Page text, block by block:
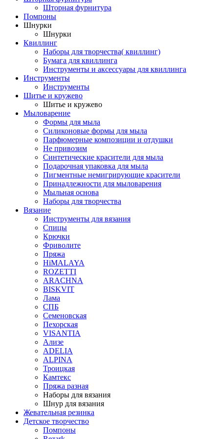
Шторная фурнитура
Помпоны
Шнурки
Шнурки
Квиллинг
Наборы для творчества( квиллинг)
Бумага для квиллинга
Инструменты и аксессуары для квиллинга
Инструменты
Инструменты
Шитье и кружево
Шитье и кружево
Мыловарение
Формы для мыла
Силиконовые формы для мыла
Парфюмерные композиции и отдушки
Не привозим
Синтетические красители для мыла
Подарочная упаковка для мыла
Пигментные немигрирующие красители
Принадлежности для мыловарения
Мыльная основа
Наборы для творчества
Вязание
Инструменты для вязания
Спицы
Крючки
Фриволите
Пряжа
HiMALAYA
ROZETTI
ARACHNA
BISKVIT
Лама
СПБ
Семеновская
Пехорская
VISANTIA
Ализе
ADELIA
ALPINA
Троицкая
Камтекс
Пряжа разная
Наборы для вязания
Шнур для вязания
Жевательная резинка
Детское творчество
Помпоны